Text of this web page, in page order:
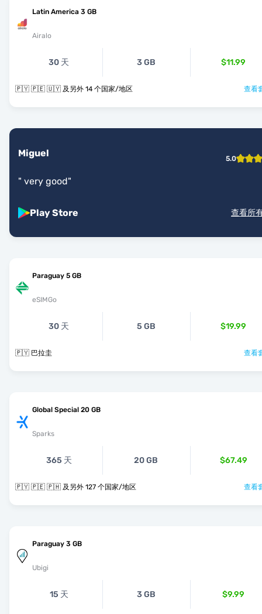
Latin America 3 GB
Airalo
30 天 3 GB $11.99
🇵🇾 🇵🇪 🇺🇾 及另外 14 个国家/地区 查看
Miguel 5.0
" very good"
Play Store 查看所
Paraguay 5 GB
eSIMGo
30 天 5 GB $19.99
🇵🇾 巴拉圭 查看
Global Special 20 GB
Sparks
365 天 20 GB $67.49
🇵🇾 🇵🇪 🇵🇭 及另外 127 个国家/地区 查看
Paraguay 3 GB
Ubigi
15 天 3 GB $9.99